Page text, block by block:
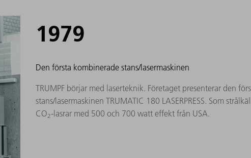
1979
Den första kombinerade stans/lasermaskinen
TRUMPF börjar med laserteknik. Företaget presenterar den
stans/lasermaskinen TRUMATIC 180 LASERPRESS. Som
CO2-lasrar med 500 och 700 watt effekt från USA.